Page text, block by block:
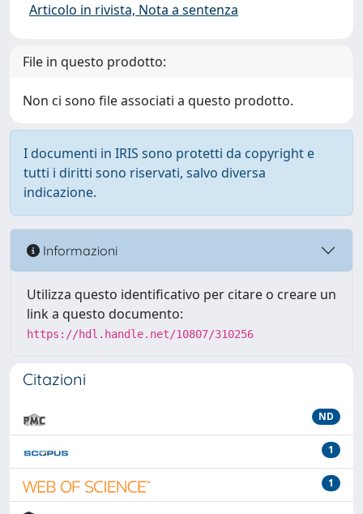
Articolo in rivista, Nota a sentenza
File in questo prodotto:
Non ci sono file associati a questo prodotto.
I documenti in IRIS sono protetti da copyright e
tutti i diritti sono riservati, salvo diversa
indicazione.
Informazioni
Utilizza questo identificativo per citare o creare un
link a questo documento:
https://hdl.handle.net/10807/310256
Citazioni
ND
1
1